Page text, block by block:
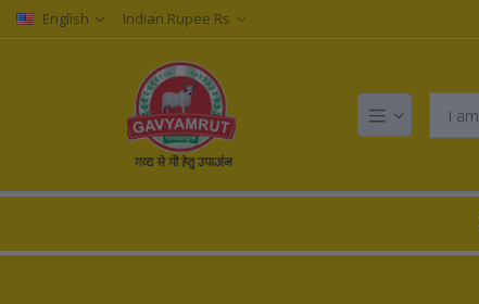
English Indian Rupee Rs